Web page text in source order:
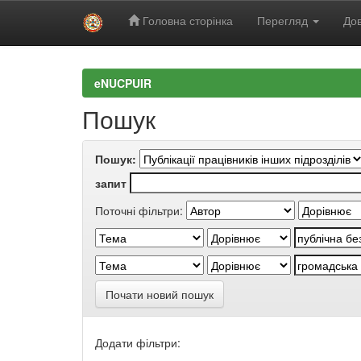
Головна сторінка Перегляд
eNUCPUIR
Пошук
Пошук:
запит
Поточні фільтри:
Почати новий пошук
Додати фільтри: